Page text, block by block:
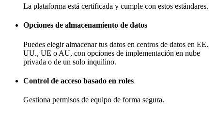
La plataforma está certificada y cumple con estos estándares.
Opciones de almacenamiento de datos
Puedes elegir almacenar tus datos en centros de datos en EE.
UU., UE o AU, con opciones de implementación en nube
privada o de un solo inquilino.
Control de acceso basado en roles
Gestiona permisos de equipo de forma segura.